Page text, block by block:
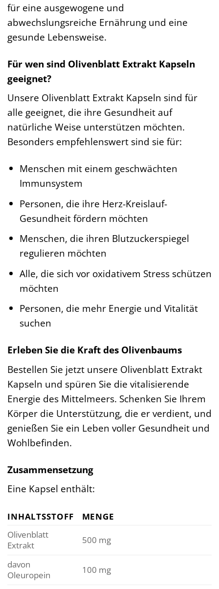
für eine ausgewogene und
abwechslungsreiche Ernährung und eine
gesunde Lebensweise.
Für wen sind Olivenblatt Extrakt Kapseln
geeignet?
Unsere Olivenblatt Extrakt Kapseln sind für
alle geeignet, die ihre Gesundheit auf
natürliche Weise unterstützen möchten.
Besonders empfehlenswert sind sie für:
Menschen mit einem geschwächten
Immunsystem
Personen, die ihre Herz-Kreislauf-
Gesundheit fördern möchten
Menschen, die ihren Blutzuckerspiegel
regulieren möchten
Alle, die sich vor oxidativem Stress schützen
möchten
Personen, die mehr Energie und Vitalität
suchen
Erleben Sie die Kraft des Olivenbaums
Bestellen Sie jetzt unsere Olivenblatt Extrakt
Kapseln und spüren Sie die vitalisierende
Energie des Mittelmeers. Schenken Sie Ihrem
Körper die Unterstützung, die er verdient, und
genießen Sie ein Leben voller Gesundheit und
Wohlbefinden.
Zusammensetzung
Eine Kapsel enthält:
INHALTSSTOFF
MENGE
Olivenblatt
Extrakt
500 mg
davon
Oleuropein
100 mg